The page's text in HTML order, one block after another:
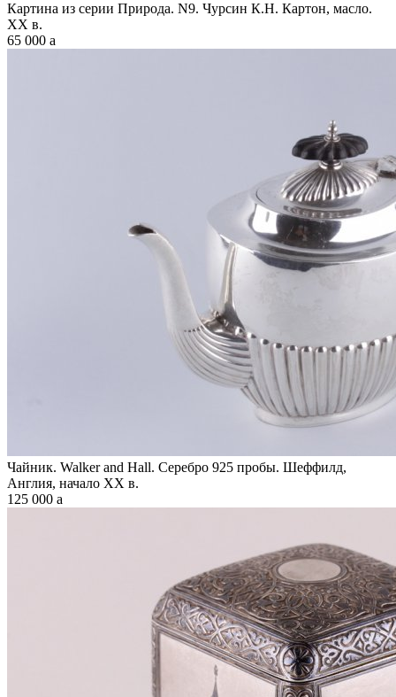
Картина из серии Природа. N9. Чурсин К.Н. Картон, масло.
XX в.
65 000 a
Чайник. Walker and Hall. Серебро 925 пробы. Шеффилд,
Англия, начало XX в.
125 000 a